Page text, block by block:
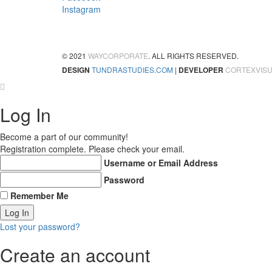
Instagram
© 2021 WAYCORPORATE. ALL RIGHTS RESERVED.
DESIGN TUNDRASTUDIES.COM | DEVELOPER
Log In
Become a part of our community!
Registration complete. Please check your email.
Username or Email Address
Password
Remember Me
Lost your password?
Create an account